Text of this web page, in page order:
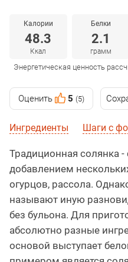
Калории
48.3
Ккал
Белки
2.1
грамм
Энергетическая ценность
Оценить 5 (5)
Ингредиенты Шаги с
Традиционная солянка -
добавлением
огурцов, рассола.
называют иную
без бульона. Для
абсолютно разные
основой выступает